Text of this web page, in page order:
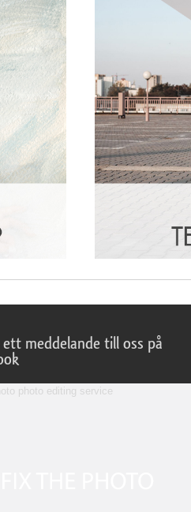
ett meddelande till oss på
photo editing service